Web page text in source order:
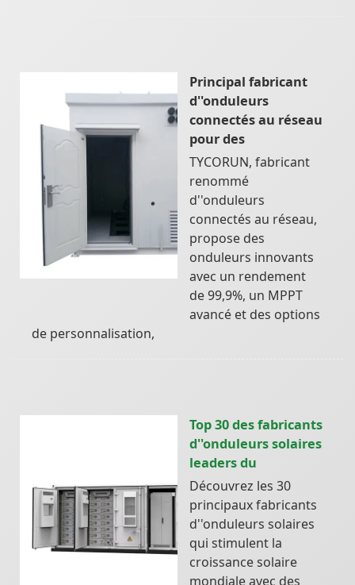
Principal fabricant
d''onduleurs
connectés au réseau
pour des
TYCORUN, fabricant
renommé
d''onduleurs
connectés au réseau,
propose des
onduleurs innovants
avec un rendement
de 99,9%, un MPPT
avancé et des options
de personnalisation,
Top 30 des fabricants
d''onduleurs solaires
leaders du
Découvrez les 30
principaux fabricants
d''onduleurs solaires
qui stimulent la
croissance solaire
mondiale avec des